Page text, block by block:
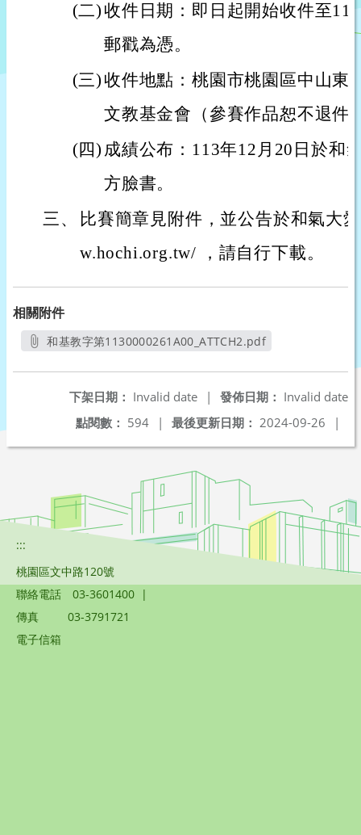
(二) 收件日期：即日起開始收件至
郵戳為憑。
(三) 收件地點：桃園市桃園區中山東
文教基金會（參賽作品恕不退件
(四) 成績公布：113年12月20日於和
方臉書。
三、
比賽簡章見附件，並公告於和氣大
w.hochi.org.tw/ ，請自行下載。
相關附件
和基教字第1130000261A00_ATTCH2.pdf
發佈日期： Invalid date
下架日期： Invalid date
|
最後更新日期： 2024-09-26 |
點閱數： 594 |
:::
桃園區文中路120號
聯絡電話
03-3601400 |
傳真
03-3791721
電子信箱